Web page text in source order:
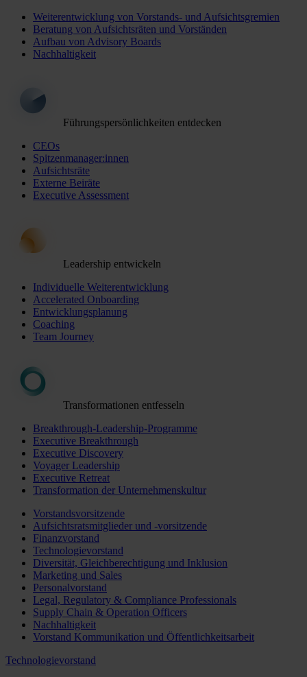
Weiterentwicklung von Vorstands- und Aufsichtsgremien
Beratung von Aufsichtsräten und Vorständen
Aufbau von Advisory Boards
Nachhaltigkeit
Führungspersönlichkeiten entdecken
CEOs
Spitzenmanager:innen
Aufsichtsräte
Externe Beiräte
Executive Assessment
Leadership entwickeln
Individuelle Weiterentwicklung
Accelerated Onboarding
Entwicklungsplanung
Coaching
Team Journey
Transformationen entfesseln
Breakthrough-Leadership-Programme
Executive Breakthrough
Executive Discovery
Voyager Leadership
Executive Retreat
Transformation der Unternehmenskultur
Vorstandsvorsitzende
Aufsichtsratsmitglieder und -vorsitzende
Finanzvorstand
Technologievorstand
Diversität, Gleichberechtigung und Inklusion
Marketing und Sales
Personalvorstand
Legal, Regulatory & Compliance Professionals
Supply Chain & Operation Officers
Nachhaltigkeit
Vorstand Kommunikation und Öffentlichkeitsarbeit
Technologievorstand